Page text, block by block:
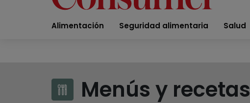
Alimentación Seguridad alimentaria Salud
Menús y recetas